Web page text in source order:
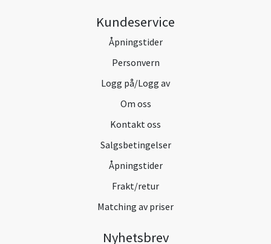
Kundeservice
Åpningstider
Personvern
Logg på/Logg av
Om oss
Kontakt oss
Salgsbetingelser
Åpningstider
Frakt/retur
Matching av priser
Nyhetsbrev